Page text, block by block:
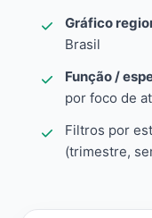
Gráfico
Brasil
Função /
por foco de
Filtros por
(trimestre,